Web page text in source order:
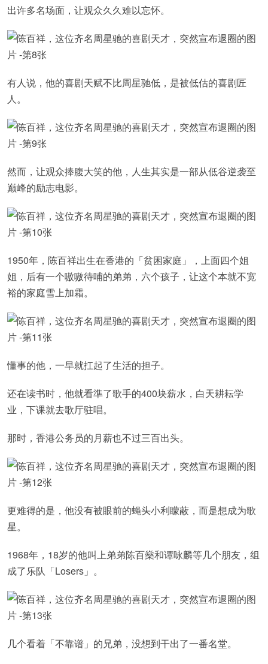
出许多名场面，让观众久久难以忘怀。
有人说，他的喜剧天赋不比周星驰低，是被低估的喜剧匠
人。
然而，让观众捧腹大笑的他，人生其实是一部从低谷逆袭至
巅峰的励志电影。
1950年，陈百祥出生在香港的「贫困家庭」，上面四个姐
姐，后有一个嗷嗷待哺的弟弟，六个孩子，让这个本就不宽
裕的家庭雪上加霜。
懂事的他，一早就扛起了生活的担子。
还在读书时，他就看準了歌手的400块薪水，白天耕耘学
业，下课就去歌厅驻唱。
那时，香港公务员的月薪也不过三百出头。
更难得的是，他没有被眼前的蝇头小利矇蔽，而是想成为歌
星。
1968年，18岁的他叫上弟弟陈百燊和谭咏麟等几个朋友，组
成了乐队「Losers」。
几个看着「不靠谱」的兄弟，没想到干出了一番名堂。